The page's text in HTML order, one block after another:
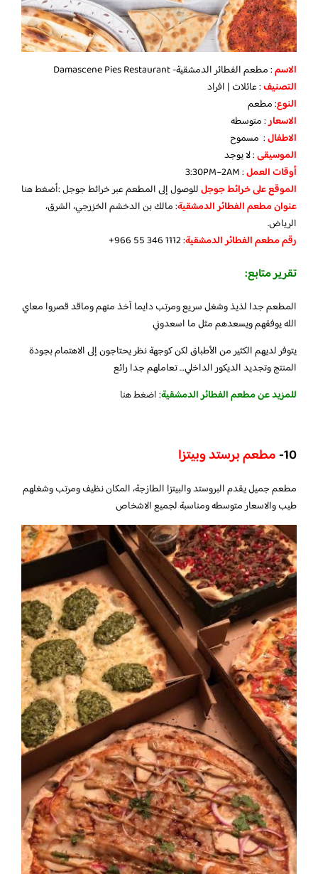
الاسم: مطعم الفطائر الدمشقية- Damascene Pies Restaurant
التصنيف: عائلات | افراد
النوع: مطعم
الاسعار: متوسطه
الاطفال: مسموح
الموسيقى: لا يوجد
أوقات العمل: 3:30PM–2AM
الموقع على خرائط جوجلللوصول إلى المطعم عبر خرائط جوجل :أضغط هنا
عنوان مطعم الفطائر الدمشقية: مالك بن الدخشم الخزرجي، الشرق،
الرياض.
رقم مطعم الفطائر الدمشقية: ‪+966 55 346 1112‬‏
تقرير متابع:
المطعم جدا لذيذ وشغل سريع ومرتب دايما آخذ منهم وماقد قصروا معاي
الله يوفقهم ويسعدهم مثل ما اسعدوني
يتوفر لديهم الكثير من الأطباق لكن كوجهة نظر يحتاجون إلى الاهتمام بجودة
المنتج وتجديد الديكور الداخلي… تعاملهم جدا رائع
للمزيد عن مطعم الفطائر الدمشقية:اضغط هنا
10- مطعم برستد وبيتزا
مطعم جميل يقدم البروستد والبيتزا الطازجة، المكان نظيف ومرتب وشغلهم
طيب والاسعار متوسطه ومناسبة لجميع الاشخاص